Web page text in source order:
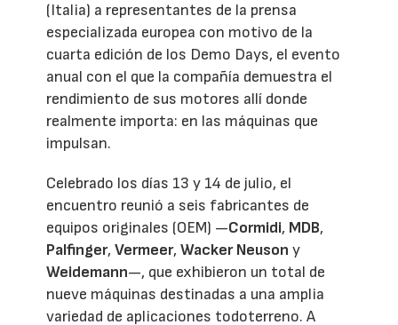
(Italia) a representantes de la prensa
especializada europea con motivo de la
cuarta edición de los Demo Days, el evento
anual con el que la compañía demuestra el
rendimiento de sus motores allí donde
realmente importa: en las máquinas que
impulsan.
Celebrado los días 13 y 14 de julio, el
encuentro reunió a seis fabricantes de
equipos originales (OEM) —Cormidi, MDB,
Palfinger,Vermeer,Wacker Neuson y
Weidemann—, que exhibieron un total de
nueve máquinas destinadas a una amplia
variedad de aplicaciones todoterreno. A